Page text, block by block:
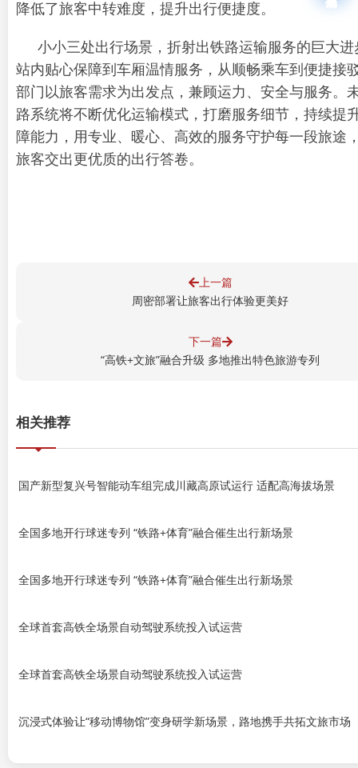
降低了旅客中转难度，提升出行便捷度。
小小三处出行场景，折射出铁路运输服务的巨大进
站内贴心保障到车厢温情服务，从顺畅乘车到便捷接
部门以旅客需求为出发点，兼顾运力、安全与服务。
路系统将不断优化运输模式，打磨服务细节，持续提
障能力，用专业、暖心、高效的服务守护每一段旅途
旅客交出更优质的出行答卷。
上一篇
周密部署让旅客出行体验更美好
下一篇
“高铁+文旅”融合升级 多地推出特色旅游专列
相关推荐
国产新型复兴号智能动车组完成川藏高原试运行 适配高海拔场景
全国多地开行球迷专列 “铁路+体育”融合催生出行新场景
全国多地开行球迷专列 “铁路+体育”融合催生出行新场景
全球首套高铁全场景自动驾驶系统投入试运营
全球首套高铁全场景自动驾驶系统投入试运营
沉浸式体验让“移动博物馆”变身研学新场景，路地携手共拓文旅市场